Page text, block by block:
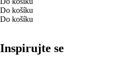
Do košíku
Do košíku
Inspirujte se